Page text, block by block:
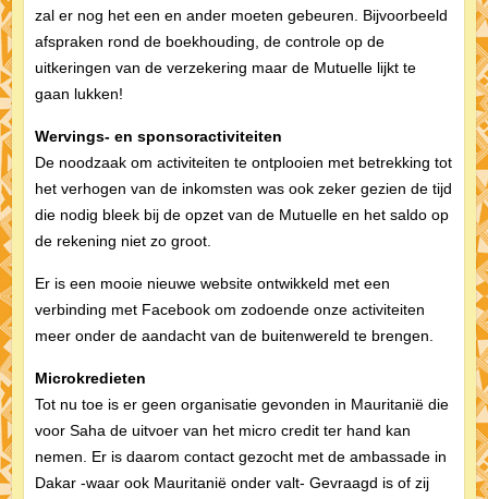
zal er nog het een en ander moeten gebeuren. Bijvoorbeeld
afspraken rond de boekhouding, de controle op de
uitkeringen van de verzekering maar de Mutuelle lijkt te
gaan lukken!
Wervings- en sponsoractiviteiten
De noodzaak om activiteiten te ontplooien met betrekking tot
het verhogen van de inkomsten was ook zeker gezien de tijd
die nodig bleek bij de opzet van de Mutuelle en het saldo op
de rekening niet zo groot.
Er is een mooie nieuwe website ontwikkeld met een
verbinding met Facebook om zodoende onze activiteiten
meer onder de aandacht van de buitenwereld te brengen.
Microkredieten
Tot nu toe is er geen organisatie gevonden in Mauritanië die
voor Saha de uitvoer van het micro credit ter hand kan
nemen. Er is daarom contact gezocht met de ambassade in
Dakar -waar ook Mauritanië onder valt- Gevraagd is of zij